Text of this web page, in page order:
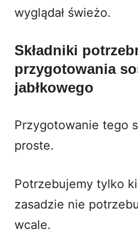
wyglądał świeżo.
Składniki
przygotowania
jabłkowego
Przygotowanie tego
proste.
Potrzebujemy tylko
zasadzie nie
wcale.